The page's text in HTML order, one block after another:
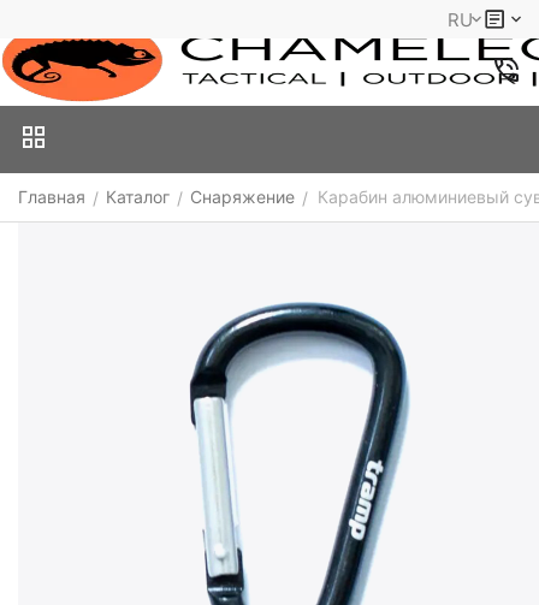
RU
Главная / Каталог / Снаряжение / Карабин алюминиевый